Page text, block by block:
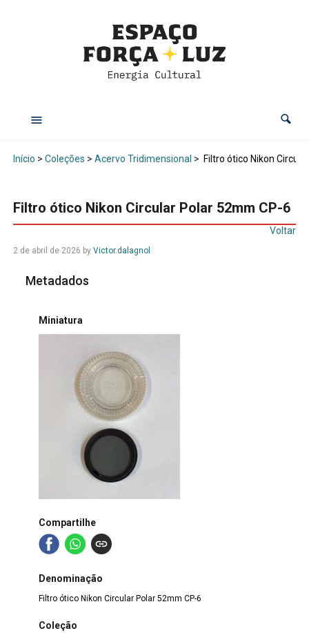
Início > Coleções > Acervo Tridimensional > Filtro ótico Nikon
Filtro ótico Nikon Circular Polar 52mm CP-6
Voltar
2 de abril de 2026 by Victor.dalagnol
Metadados
Miniatura
Compartilhe
Denominação
Filtro ótico Nikon Circular Polar 52mm CP-6
Coleção